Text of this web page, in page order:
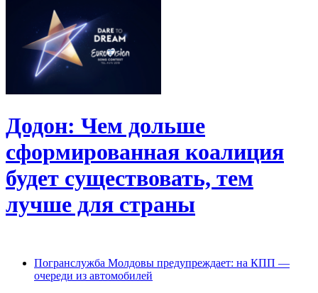
Додон: Чем дольше
сформированная коалиция
будет существовать, тем
лучше для страны
Погранслужба Молдовы предупреждает: на КПП —
очереди из автомобилей